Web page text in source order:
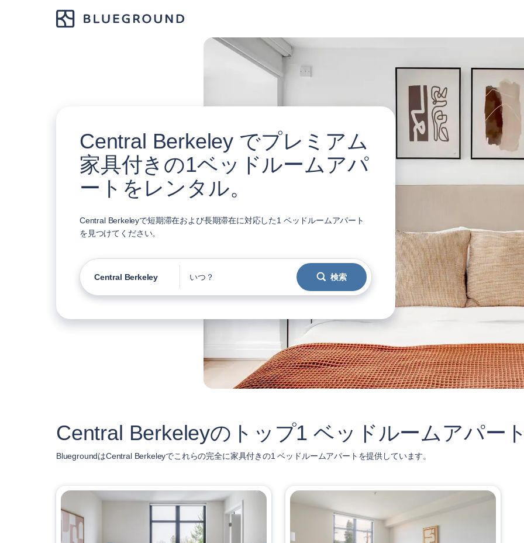
Central Berkeley でプレミアム
家具付きの1ベッドルームアパ
ートをレンタル。
Central Berkeleyで短期滞在および長期滞在に対応した1 ベッドルームアパート
を見つけてください。
Central Berkeley いつ？ 検索
Central Berkeleyのトップ1 ベッドルームアパー
BluegroundはCentral Berkeleyでこれらの完全に家具付きの1 ベッドルームアパートを提供しています。